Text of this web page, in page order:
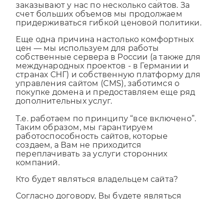
поток постоянных клиентов, которые
заказывают у нас по несколько сайтов. За
счет больших объемов мы продолжаем
Еще одна причина настолько комфортных
цен — мы используем для работы
собственные сервера в России (а также для
международных проектов - в Германии и
странах СНГ) и собственную платформу для
управления сайтом (CMS), заботимся о
покупке домена и предоставляем еще ряд
Т.е. работаем по принципу “все включено”.
Таким образом, мы гарантируем
работоспособность сайтов, которые
создаем, а Вам не приходится
переплачивать за услуги сторонних